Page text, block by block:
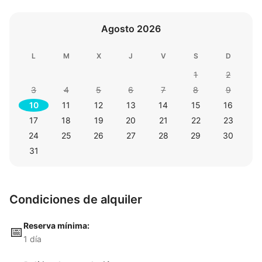
Agosto 2026
L M X J V S D
1
2
3
4 5 6 7 8
9
10
11 12 13 14 15
16
17
18 19 20 21 22
23
24
25 26 27 28 29
30
31
Condiciones de alquiler
📅Reserva mínima:
1 día